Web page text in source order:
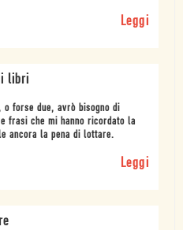
Leggi
i libri
o forse due, avrò bisogno di
frasi che mi hanno ricordato la
ancora la pena di lottare.
Leggi